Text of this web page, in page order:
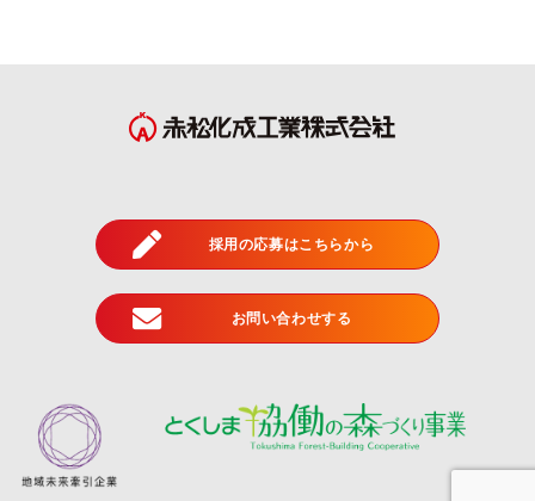
採用の応募はこちらから
お問い合わせする